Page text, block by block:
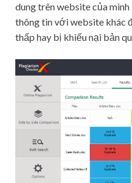
dung trên website của
thông tin với website khác
thấp hay bị khiếu nại bản